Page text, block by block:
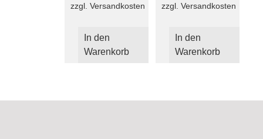
zzgl. Versandkosten
In den
Warenkorb
zzgl. Versandkosten
In den
Warenkorb